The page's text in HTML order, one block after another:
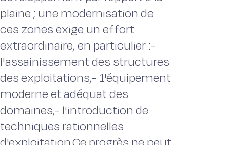
plaine ; une modernisation de
ces zones exige un effort
extraordinaire, en particulier :-
l'assainissement des structures
des exploitations,- 1'équipement
moderne et adéquat des
domaines,- l'introduction de
techniques rationnelles